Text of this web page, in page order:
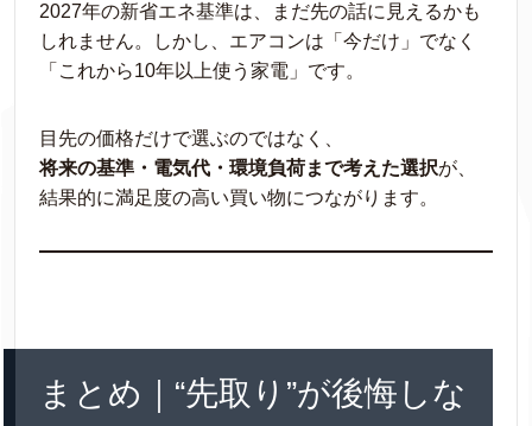
2027年の新省エネ基準は、まだ先の話に見えるかも
しれません。しかし、エアコンは「今だけ」でなく
「これから10年以上使う家電」です。
目先の価格だけで選ぶのではなく、
将来の基準・電気代・環境負荷まで考えた選択が、
結果的に満足度の高い買い物につながります。
まとめ｜“先取り”が後悔しな